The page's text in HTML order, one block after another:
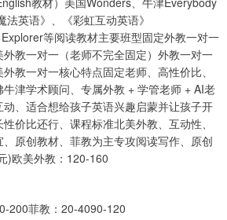
英语》、《彩虹互动英语》
等阅读教材主要班型固定外教一对一
教一对一（老师不完全固定）外教一对一
外教一对一核心特点固定老师、高性价比、
津学术顾问、专属外教 + 学管老师 + AI老
、适合想给孩子英语兴趣启蒙并让孩子开
价比还行、课程标准北美外教、互动性、
原创教材、菲教为主专攻阅读写作、原创
)欧美外教：120-160
200菲教：20-4090-120